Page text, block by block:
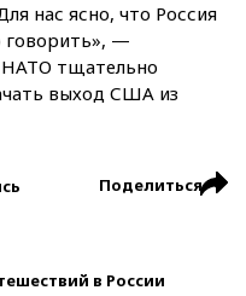
нас ясно, что Россия
говорить», —
НАТО тщательно
выход США из
Поделиться
в России